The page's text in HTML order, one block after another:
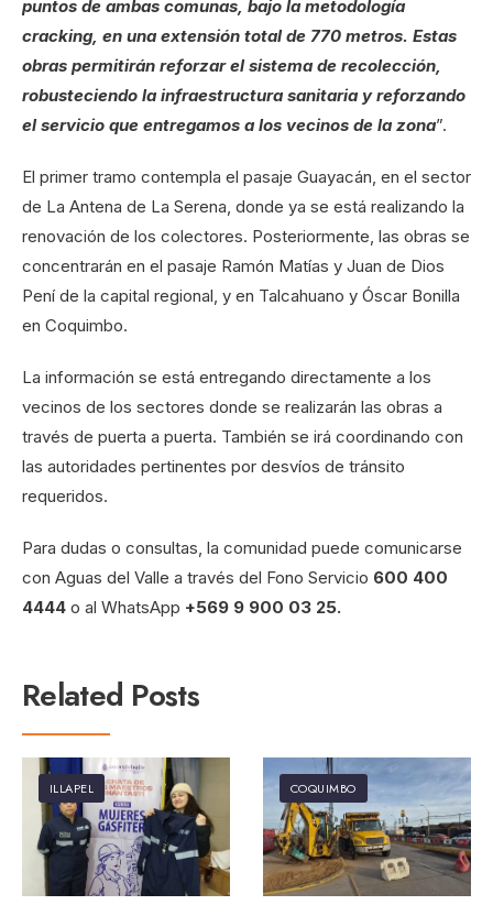
puntos de ambas comunas, bajo la metodología
cracking, en una extensión total de 770 metros. Estas
obras permitirán reforzar el sistema de recolección,
robusteciendo la infraestructura sanitaria y reforzando
el servicio que entregamos a los vecinos de la zona”.
El primer tramo contempla el pasaje Guayacán, en el sector
de La Antena de La Serena, donde ya se está realizando la
renovación de los colectores. Posteriormente, las obras se
concentrarán en el pasaje Ramón Matías y Juan de Dios
Pení de la capital regional, y en Talcahuano y Óscar Bonilla
en Coquimbo.
La información se está entregando directamente a los
vecinos de los sectores donde se realizarán las obras a
través de puerta a puerta. También se irá coordinando con
las autoridades pertinentes por desvíos de tránsito
requeridos.
Para dudas o consultas, la comunidad puede comunicarse
con Aguas del Valle a través del Fono Servicio 600 400
4444 o al WhatsApp +569 9 900 03 25.
Related Posts
ILLAPEL COQUIMBO